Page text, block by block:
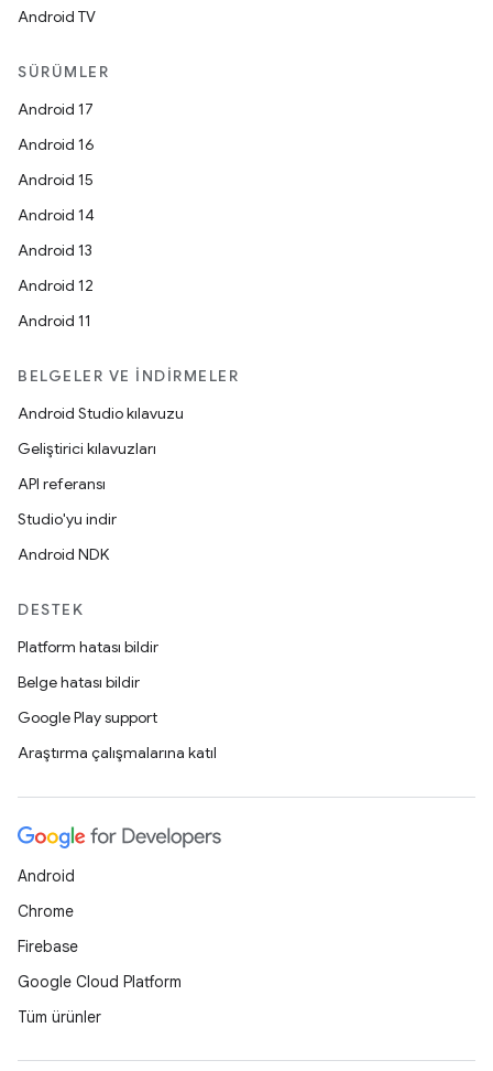
Android TV
SÜRÜMLER
Android 17
Android 16
Android 15
Android 14
Android 13
Android 12
Android 11
BELGELER VE İNDIRMELER
Android Studio kılavuzu
Geliştirici kılavuzları
API referansı
Studio'yu indir
Android NDK
DESTEK
Platform hatası bildir
Belge hatası bildir
Google Play support
Araştırma çalışmalarına katıl
Android
Chrome
Firebase
Google Cloud Platform
Tüm ürünler